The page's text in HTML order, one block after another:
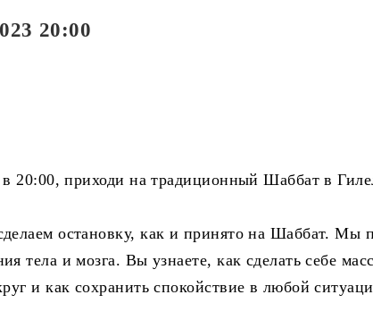
20:00
20:00, приходи на традиционный Шаббат в
остановку, как и принято на Шаббат. Мы
тела и мозга. Вы узнаете, как сделать себе
и как сохранить спокойствие в любой